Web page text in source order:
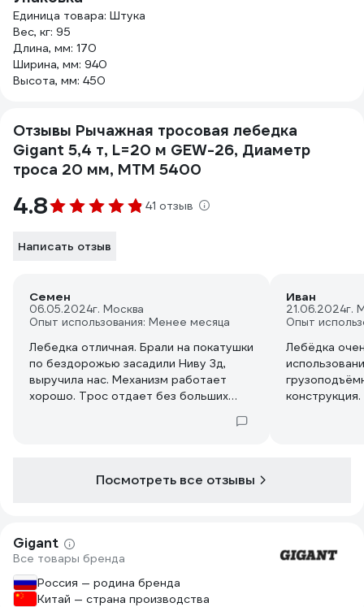
Единица товара: Штука
Вес, кг: 95
Длина, мм: 170
Ширина, мм: 940
Высота, мм: 450
Отзывы Рычажная тросовая лебедка
Gigant 5,4 т, L=20 м GEW-26, Диаметр
троса 20 мм, МТМ 5400
4.8 41 отзыв
Написать отзыв
Семен
06.05.2024г. Москва
Опыт использования: Менее месяца
Лебедка отличная. Брали на покатушки
по бездорожью засадили Ниву 3д,
выручила нас. Механизм работает
хорошо. Трос отдает без больших
Иван
21.06.2024г.
Опыт
Лебёдка
Посмотреть все отзывы
Gigant
Все товары бренда
Россия — родина бренда
Китай — страна производства